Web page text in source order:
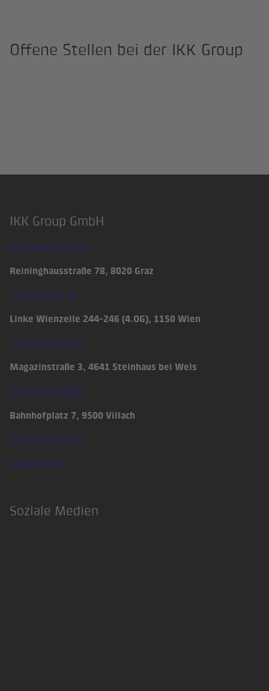
Offene Stellen bei der IKK Group
Footer
IKK Group GmbH
office@ikkgroup.at
Reininghausstraße 78, 8020 Graz
+43 50 978 – 0
Linke Wienzeile 244-246 (4.OG), 1150 Wien
+43 50 978 2900
Magazinstraße 3, 4641 Steinhaus bei Wels
+43 50 978 2600
Bahnhofplatz 7, 9500 Villach
+43 50 978 2700
Integrity Line
Soziale Medien